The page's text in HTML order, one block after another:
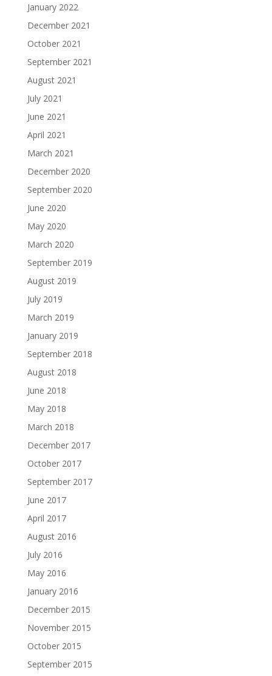
January 2022
December 2021
October 2021
September 2021
August 2021
July 2021
June 2021
April 2021
March 2021
December 2020
September 2020
June 2020
May 2020
March 2020
September 2019
August 2019
July 2019
March 2019
January 2019
September 2018
August 2018
June 2018
May 2018
March 2018
December 2017
October 2017
September 2017
June 2017
April 2017
August 2016
July 2016
May 2016
January 2016
December 2015
November 2015
October 2015
September 2015